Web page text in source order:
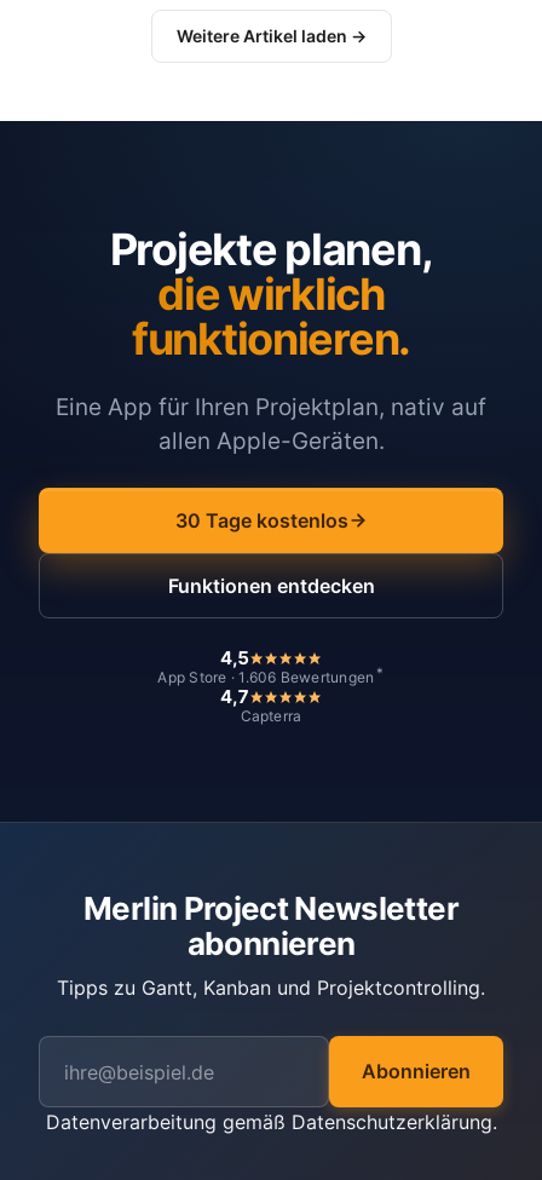
Weitere Artikel laden →
Projekte planen,
die wirklich
funktionieren.
Eine App für Ihren Projektplan, nativ auf
allen Apple-Geräten.
30 Tage kostenlos
Funktionen entdecken
4,5
App Store · 1.606 Bewertungen *
4,7
Capterra
Merlin Project Newsletter
abonnieren
Tipps zu Gantt, Kanban und Projektcontrolling.
Abonnieren
Datenverarbeitung gemäß Datenschutzerklärung.